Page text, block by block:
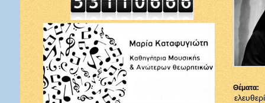
Θέματα: